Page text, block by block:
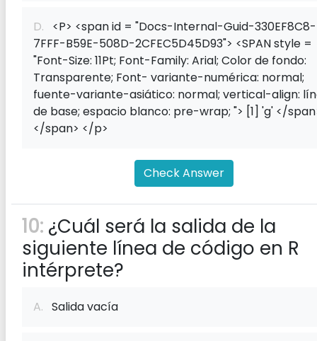
D. <P> <span id = "Docs-Internal-Guid-330EF8C8-
7FFF-B59E-508D-2CFEC5D45D93"> <SPAN style =
"Font-Size: 11Pt; Font-Family: Arial; Color de fondo:
Transparente; Font- variante-numérica: normal;
fuente-variante-asiático: normal; vertical-align:
de base; espacio blanco: pre-wrap; "> [1] 'g' </
</span> </p>
Check Answer
10: ¿Cuál será la salida de la
siguiente línea de código en R
intérprete?
A. Salida vacía